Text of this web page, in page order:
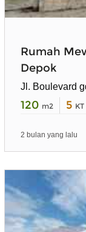
Rumah
Depok
Jl. Boulevard
120 m2 5 KT
2 bulan yang lalu